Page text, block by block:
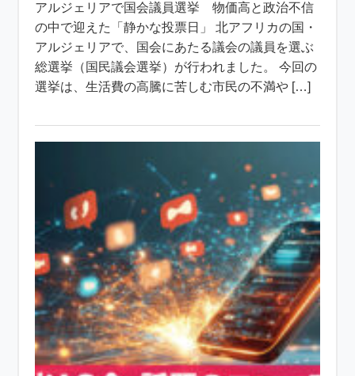
アルジェリアで国会議員選挙 物価高と政治不信
の中で迎えた「静かな投票日」 北アフリカの国・
アルジェリアで、国会にあたる議会の議員を選ぶ
総選挙（国民議会選挙）が行われました。 今回の
選挙は、生活費の高騰に苦しむ市民の不満や […]